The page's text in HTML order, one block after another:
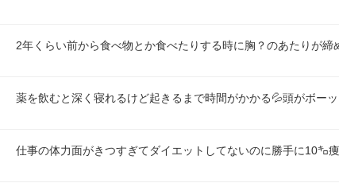
2年くらい前から食べ物とか食べたりする時に胸？のあたりが締
薬を飲むと深く寝れるけど起きるまで時間がかかる💦頭がボー
仕事の体力面がきつすぎてダイエットしてないのに勝手に10㌔